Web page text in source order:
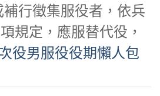
行徵集服役者，依兵
規定，應服替代役，
役男服役役期懶人包